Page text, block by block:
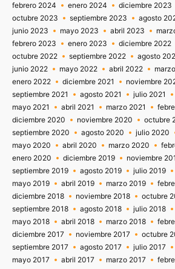
febrero 2024
enero 2024 diciembre 2023
octubre 2023
septiembre 2023 agosto
junio 2023
mayo 2023 abril 2023
febrero 2023
enero 2023 diciembre 2022
octubre 2022
septiembre 2022 agosto
junio 2022
mayo 2022 abril 2022
enero 2022
diciembre 2021 noviembre
septiembre 2021
agosto 2021 julio 2021
mayo 2021
abril 2021 marzo 2021
diciembre 2020
noviembre 2020
octubre
septiembre 2020
agosto 2020 julio 2020
mayo 2020
abril 2020 marzo 2020
enero 2020
diciembre 2019 noviembre
septiembre 2019
agosto 2019 julio 2019
mayo 2019
abril 2019 marzo 2019
diciembre 2018
noviembre 2018
octubre
septiembre 2018
agosto 2018 julio 2018
mayo 2018
abril 2018 marzo 2018
diciembre 2017
noviembre 2017
octubre
septiembre 2017
agosto 2017 julio 2017
mayo 2017
abril 2017 marzo 2017